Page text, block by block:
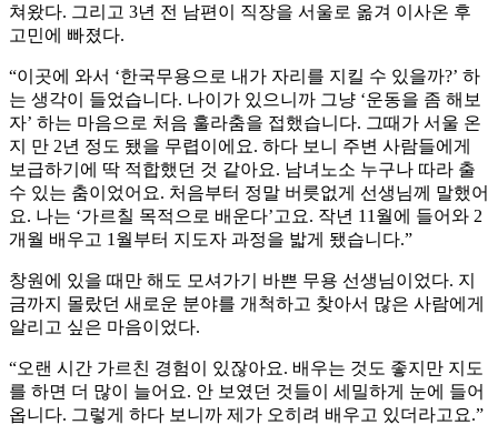
쳐왔다. 그리고 3년 전 남편이 직장을 서울로 옮겨 이사온 후
고민에 빠졌다.
“이곳에 와서 ‘한국무용으로 내가 자리를 지킬 수 있을까?’ 하
는 생각이 들었습니다. 나이가 있으니까 그냥 ‘운동을 좀 해보
자’ 하는 마음으로 처음 훌라춤을 접했습니다. 그때가 서울 온
지 만 2년 정도 됐을 무렵이에요. 하다 보니 주변 사람들에게
보급하기에 딱 적합했던 것 같아요. 남녀노소 누구나 따라 출
수 있는 춤이었어요. 처음부터 정말 버릇없게 선생님께 말했어
요. 나는 ‘가르칠 목적으로 배운다’고요. 작년 11월에 들어와 2
개월 배우고 1월부터 지도자 과정을 밟게 됐습니다.”
창원에 있을 때만 해도 모셔가기 바쁜 무용 선생님이었다. 지
금까지 몰랐던 새로운 분야를 개척하고 찾아서 많은 사람에게
알리고 싶은 마음이었다.
“오랜 시간 가르친 경험이 있잖아요. 배우는 것도 좋지만 지도
를 하면 더 많이 늘어요. 안 보였던 것들이 세밀하게 눈에 들어
옵니다. 그렇게 하다 보니까 제가 오히려 배우고 있더라고요.”